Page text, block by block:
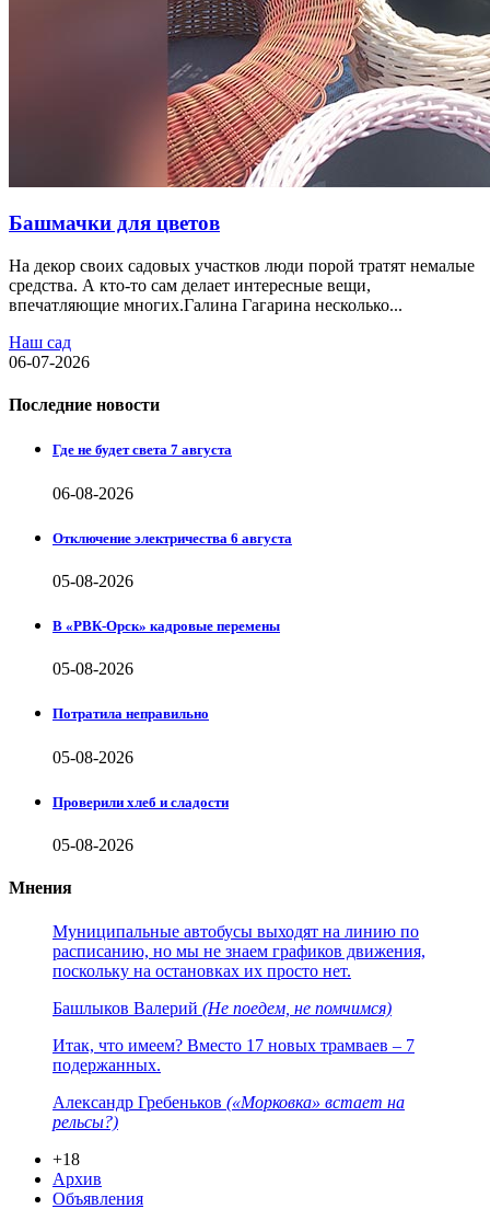
Башмачки для цветов
На декор своих садовых участков люди порой тратят немалые
средства. А кто-то сам делает интересные вещи,
впечатляющие многих.Галина Гагарина несколько...
Наш сад
06-07-2026
Последние новости
Где не будет света 7 августа
06-08-2026
Отключение электричества 6 августа
05-08-2026
В «РВК-Орск» кадровые перемены
05-08-2026
Потратила неправильно
05-08-2026
Проверили хлеб и сладости
05-08-2026
Мнения
Муниципальные автобусы выходят на линию по
расписанию, но мы не знаем графиков движения,
поскольку на остановках их просто нет.
Башлыков Валерий (Не поедем, не помчимся)
Итак, что имеем? Вместо 17 новых трамваев – 7
подержанных.
Александр Гребеньков («Морковка» встает на
рельсы?)
+18
Архив
Объявления